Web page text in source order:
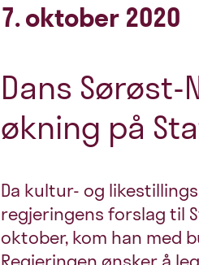
7. oktober 2020
Dans
økning på
Da kultur- og
regjeringens forslag til
oktober, kom han med